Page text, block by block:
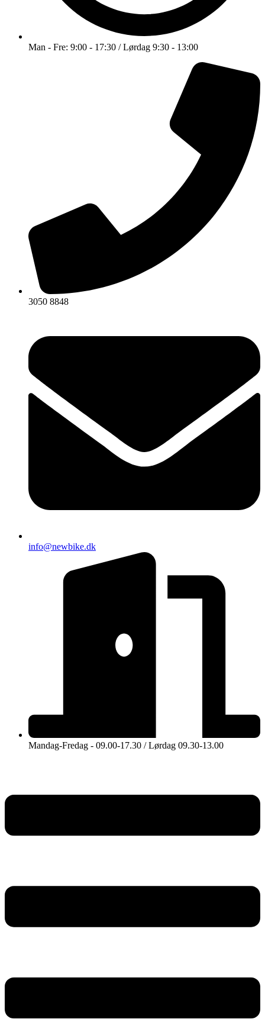
Man - Fre: 9:00 - 17:30 / Lørdag 9:30 - 13:00
3050 8848
info@newbike.dk
Mandag-Fredag - 09.00-17.30 / Lørdag 09.30-13.00